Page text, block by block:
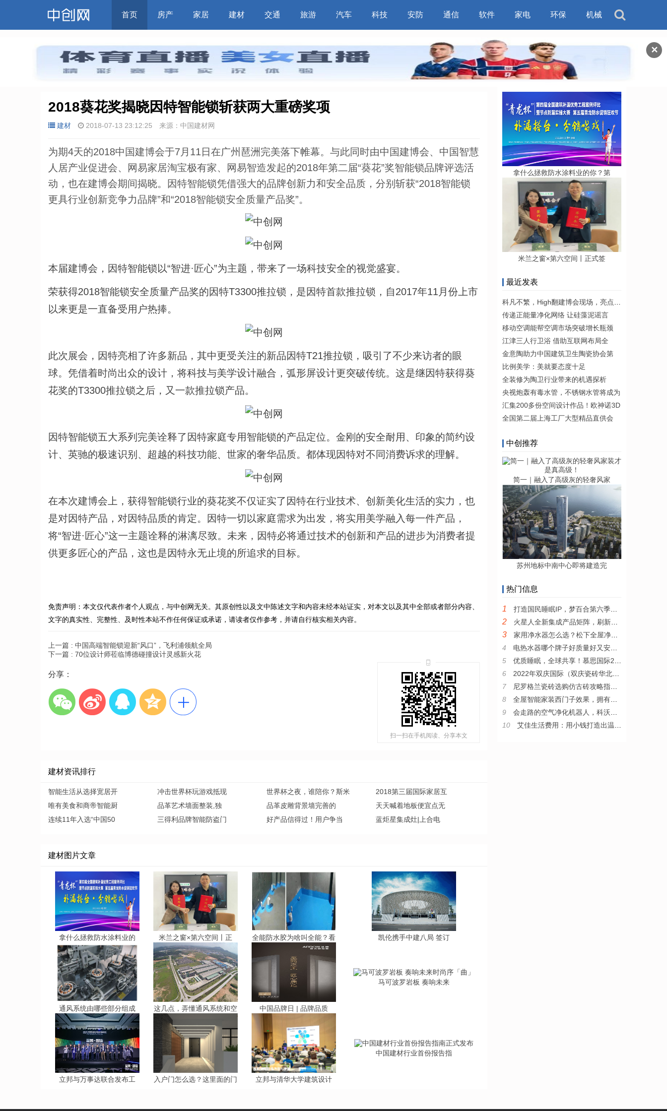
✕
首页 房产 家居 建材 交通 旅游 汽车 科技 安防 通信 软件 家电 环保 机械
2018葵花奖揭晓因特智能锁斩获两大重磅奖项
建材 2018-07-13 23:12:25 来源：中国建材网
为期4天的2018中国建博会于7月11日在广州琶洲完美落下帷幕。与此同时由中国建博会、中国智慧
人居产业促进会、网易家居淘宝极有家、网易智造发起的2018年第二届“葵花”奖智能锁品牌评选活
动，也在建博会期间揭晓。因特智能锁凭借强大的品牌创新力和安全品质，分别斩获“2018智能锁
更具行业创新竞争力品牌”和“2018智能锁安全质量产品奖”。
本届建博会，因特智能锁以“智进·匠心”为主题，带来了一场科技安全的视觉盛宴。
荣获得2018智能锁安全质量产品奖的因特T3300推拉锁，是因特首款推拉锁，自2017年11月份上市
以来更是一直备受用户热捧。
此次展会，因特亮相了许多新品，其中更受关注的新品因特T21推拉锁，吸引了不少来访者的眼
球。凭借着时尚出众的设计，将科技与美学设计融合，弧形屏设计更突破传统。这是继因特获得葵
花奖的T3300推拉锁之后，又一款推拉锁产品。
因特智能锁五大系列完美诠释了因特家庭专用智能锁的产品定位。金刚的安全耐用、印象的简约设
计、英驰的极速识别、超越的科技功能、世家的奢华品质。都体现因特对不同消费诉求的理解。
在本次建博会上，获得智能锁行业的葵花奖不仅证实了因特在行业技术、创新美化生活的实力，也
是对因特产品，对因特品质的肯定。因特一切以家庭需求为出发，将实用美学融入每一件产品，
将“智进·匠心”这一主题诠释的淋漓尽致。未来，因特必将通过技术的创新和产品的进步为消费者提
供更多匠心的产品，这也是因特永无止境的所追求的目标。
免责声明：本文仅代表作者个人观点，与中创网无关。其原创性以及文中陈述文字和内容未经本站证实，对本文以及其中全部或者部分内容、
文字的真实性、完整性、及时性本站不作任何保证或承诺，请读者仅作参考，并请自行核实相关内容。
上一篇 : 中国高端智能锁迎新“风口”，飞利浦领航全局
下一篇 : 70位设计师莅临博德碰撞设计灵感新火花
分享：
扫一扫在手机阅读、分享本文
建材资讯排行
智能生活从选择宽居开 冲击世界杯玩游戏抵现 世界杯之夜，谁陪你？斯米
2018第三届国际家居互
唯有美食和商帝智能厨
品革艺术墙面整装,独 品革皮雕背景墙完善的
天天喊着地板便宜点无
连续11年入选“中国50
三得利品牌智能防盗门 好产品信得过！用户争当 蓝炬星集成灶|上合电
建材图片文章
拿什么拯救防水涂料业的 米兰之窗×第六空间丨正 全能防水胶为啥叫全能？看 凯伦携手中建八局 签订
通风系统由哪些部分组成 这几点，弄懂通风系统和空 中国品牌日 | 品牌品质
马可波罗岩板 奏响未来
立邦与万事达联合发布工 入户门怎么选？这里面的门 立邦与清华大学建筑设计
中国建材行业首份报告指
拿什么拯救防水涂料业的你？第
米兰之窗×第六空间丨正式签
最近发表
传递正能量净化网络 让硅藻泥谣言
移动空调能帮空调市场突破增长瓶颈
江津三人行卫浴 借助互联网布局全
金意陶助力中国建筑卫生陶瓷协会第
比例美学：美就要态度十足
全装修为陶卫行业带来的机遇探析
央视炮轰有毒水管，不锈钢水管将成为
汇集200多份空间设计作品！欧神诺3D
全国第二届上海工厂大型精品直供会
中创推荐
简一｜融入了高级灰的轻奢风家
苏州地标中南中心即将建造完
热门信息
1 打造国民睡眠IP，梦百合第六季全民试睡节引领0压睡眠新风尚
2 火星人全新集成产品矩阵，刷新集成厨电产品新高度
3
家用净水器怎么选？松下全屋净水系统值得推荐
4
电热水器哪个牌子好质量好又安全？耐用安全的电热水器推荐
5
优质睡眠，全球共享！慕思国际2022年全新品牌宣传片发布
6
2022年双庆国际（双庆瓷砖华北区）核心战略伙伴峰会圆满举行
7
尼罗格兰瓷砖选购仿古砖攻略指南，教你从小白变“砖”家
8
全屋智能家装西门子效果，拥有西门子整套智能家居是什么体验
9
会走路的空气净化机器人，科沃斯沁宝让房子住得更舒心
10
艾佳生活费用：用小钱打造出温暖家